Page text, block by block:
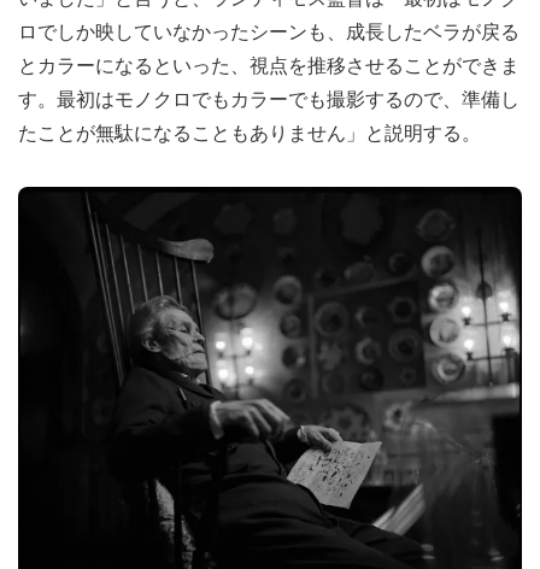
ロでしか映していなかったシーンも、成長したベラが戻る
とカラーになるといった、視点を推移させることができま
す。最初はモノクロでもカラーでも撮影するので、準備し
たことが無駄になることもありません」と説明する。